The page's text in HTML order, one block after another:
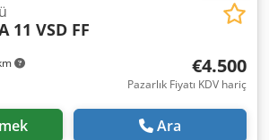
11 VSD FF
€4.500
Pazarlık Fiyatı KDV hariç
Ara